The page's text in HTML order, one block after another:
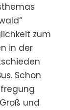
zum
in der
Schon
und